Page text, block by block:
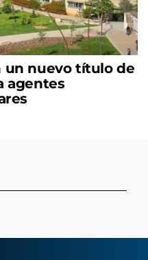
un nuevo título de
agentes